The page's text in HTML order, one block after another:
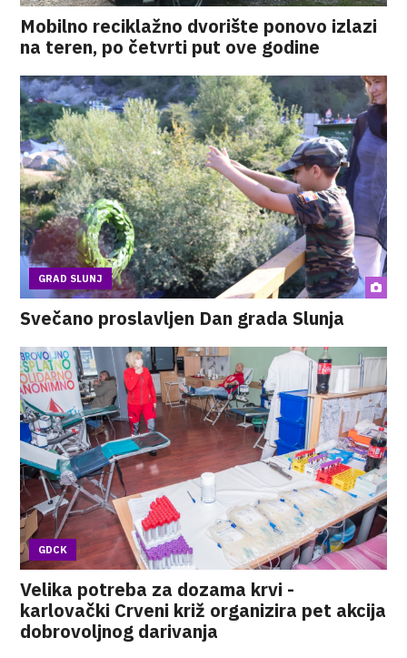
Mobilno reciklažno dvorište ponovo izlazi
na teren, po četvrti put ove godine
GRAD SLUNJ
Svečano proslavljen Dan grada Slunja
GDCK
Velika potreba za dozama krvi -
karlovački Crveni križ organizira pet akcija
dobrovoljnog darivanja